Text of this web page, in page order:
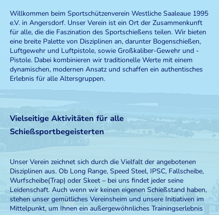
Willkommen beim Sportschützenverein Westliche Saaleaue 1995
e.V. in Angersdorf. Unser Verein ist ein Ort der Zusammenkunft
für alle, die die Faszination des Sportschießens teilen. Wir bieten
eine breite Palette von Disziplinen an, darunter Bogenschießen,
Luftgewehr und Luftpistole, sowie Großkaliber-Gewehr und -
Pistole. Dabei kombinieren wir traditionelle Werte mit einem
dynamischen, modernen Ansatz und schaffen ein authentisches
Erlebnis für alle Altersgruppen.
Vielseitige Aktivitäten für alle
Schießsportbegeisterten
Unser Verein zeichnet sich durch die Vielfalt der angebotenen
Disziplinen aus. Ob Long Range, Speed Steel, IPSC, Fallscheibe,
Wurfscheibe(Trap) oder Skeet – bei uns findet jeder seine
Leidenschaft. Auch wenn wir keinen eigenen Schießstand haben,
stehen unser gemütliches Vereinsheim und unsere Initiativen im
Mittelpunkt, um Ihnen ein außergewöhnliches Trainingserlebnis